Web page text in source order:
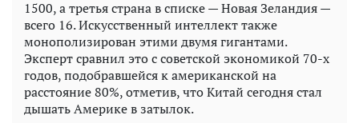
1500, а третья страна в списке — Новая Зеландия —
всего 16. Искусственный интеллект также
монополизирован этими двумя гигантами.
Эксперт сравнил это с советской экономикой 70-х
годов, подобравшейся к американской на
расстояние 80%, отметив, что Китай сегодня стал
дышать Америке в затылок.